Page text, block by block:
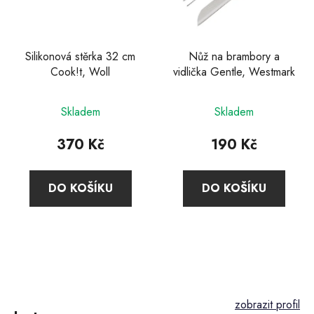
Silikonová stěrka 32 cm
Cook!t, Woll
hodnocení
produktu
5,0
z
Skladem
370 Kč
DO KOŠÍKU
Nůž na brambory a
vidlička Gentle, Westmark
Skladem
190 Kč
DO KOŠÍKU